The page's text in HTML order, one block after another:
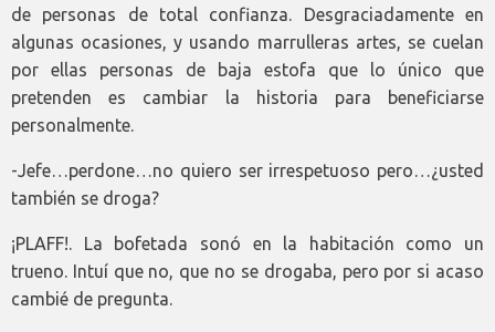
de personas de total confianza. Desgraciadamente en
algunas ocasiones, y usando marrulleras artes, se cuelan
por ellas personas de baja estofa que lo único que
pretenden es cambiar la historia para beneficiarse
personalmente.
-Jefe…perdone…no quiero ser irrespetuoso pero…¿usted
también se droga?
¡PLAFF!. La bofetada sonó en la habitación como un
trueno. Intuí que no, que no se drogaba, pero por si acaso
cambié de pregunta.